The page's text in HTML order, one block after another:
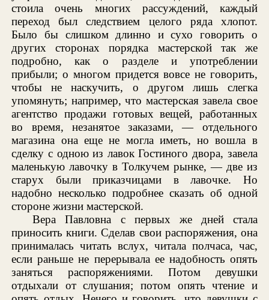
стоила очень многих рассуждений, каждый
переход был следствием целого ряда хлопот.
Было бы слишком длинно и сухо говорить о
других сторонах порядка мастерской так же
подробно, как о разделе и употреблении
прибыли; о многом придется вовсе не говорить,
чтобы не наскучить, о другом лишь слегка
упомянуть; например, что мастерская завела свое
агентство продажи готовых вещей, работанных
во время, незанятое заказами, — отдельного
магазина она еще не могла иметь, но вошла в
сделку с одною из лавок Гостиного двора, завела
маленькую лавочку в Толкучем рынке, — две из
старух были приказчицами в лавочке. Но
надобно несколько подробнее сказать об одной
стороне жизни мастерской.
Вера Павловна с первых же дней стала
приносить книги. Сделав свои распоряжения, она
принималась читать вслух, читала полчаса, час,
если раньше не перерывала ее надобность опять
заняться распоряжениями. Потом девушки
отдыхали от слушания; потом опять чтение и